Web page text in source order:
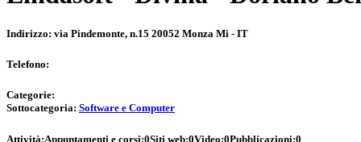
Indirizzo: via Pindemonte, n.15 20052 Monza Mi - IT
Telefono:
Categorie:
Sottocategoria: Software e Computer
Attività:Appuntamenti e corsi:0Siti web:0Video:0Pubblicazioni:0